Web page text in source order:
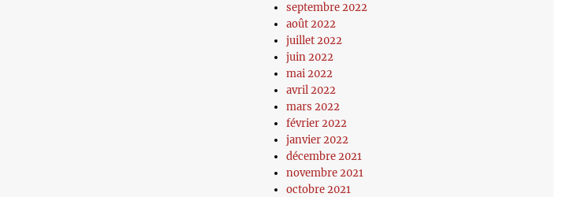
septembre 2022
août 2022
juillet 2022
juin 2022
mai 2022
avril 2022
mars 2022
février 2022
janvier 2022
décembre 2021
novembre 2021
octobre 2021